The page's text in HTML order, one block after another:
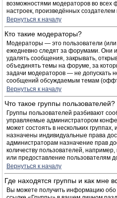
возможностями модераторов во всех
настроек, произведённых
Вернуться к началу
Кто такие модераторы?
Модераторы — это пользователи
ежедневно следят за форумами. Они
удалять сообщения, закрывать,
объединять темы на форуме, за
задачи модераторов — не допускать
сообщений обсуждаемым темам
Вернуться к началу
Что такое группы пользователей?
Группы пользователей разбивают
управляемые администратором
может состоять в нескольких группах,
назначены индивидуальные права
администраторам назначение прав
количеству пользователей,
или предоставление пользователям
Вернуться к началу
Где находятся группы и как мне
Вы можете получить информацию обо